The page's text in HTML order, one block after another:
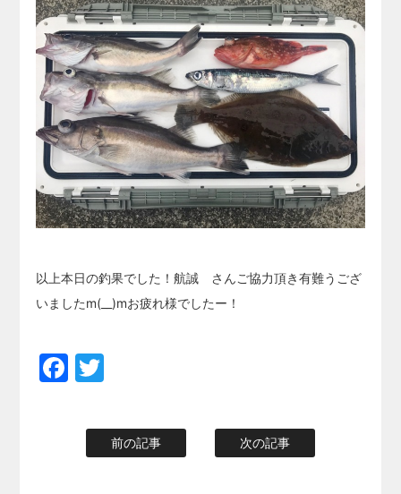
以上本日の釣果でした！航誠 さんご協力頂き有難うござ
いましたm(__)mお疲れ様でしたー！
Facebook
前の記事 次の記事